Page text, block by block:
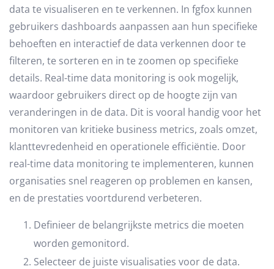
data te visualiseren en te verkennen. In fgfox kunnen
gebruikers dashboards aanpassen aan hun specifieke
behoeften en interactief de data verkennen door te
filteren, te sorteren en in te zoomen op specifieke
details. Real-time data monitoring is ook mogelijk,
waardoor gebruikers direct op de hoogte zijn van
veranderingen in de data. Dit is vooral handig voor het
monitoren van kritieke business metrics, zoals omzet,
klanttevredenheid en operationele efficiëntie. Door
real-time data monitoring te implementeren, kunnen
organisaties snel reageren op problemen en kansen,
en de prestaties voortdurend verbeteren.
Definieer de belangrijkste metrics die moeten
worden gemonitord.
Selecteer de juiste visualisaties voor de data.